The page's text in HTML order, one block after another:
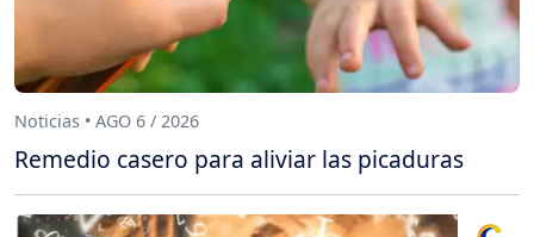
Noticias • AGO 6 / 2026
Remedio casero para aliviar las picaduras